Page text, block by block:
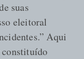
suas
eleitoral
Aqui
constituído